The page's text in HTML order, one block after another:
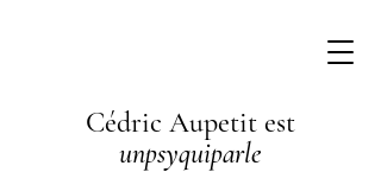
Cédric Aupetit est
unpsyquiparle